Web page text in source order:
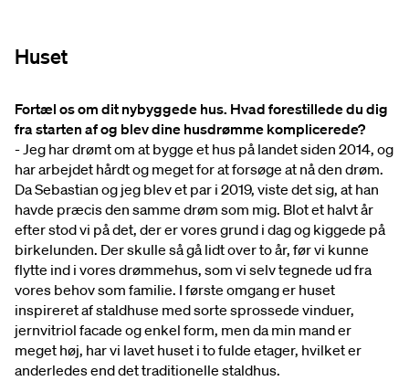
Huset
Fortæl os om dit nybyggede hus. Hvad forestillede du dig
fra starten af og blev dine husdrømme komplicerede?
- Jeg har drømt om at bygge et hus på landet siden 2014, og
har arbejdet hårdt og meget for at forsøge at nå den drøm.
Da Sebastian og jeg blev et par i 2019, viste det sig, at han
havde præcis den samme drøm som mig. Blot et halvt år
efter stod vi på det, der er vores grund i dag og kiggede på
birkelunden. Der skulle så gå lidt over to år, før vi kunne
flytte ind i vores drømmehus, som vi selv tegnede ud fra
vores behov som familie. I første omgang er huset
inspireret af staldhuse med sorte sprossede vinduer,
jernvitriol facade og enkel form, men da min mand er
meget høj, har vi lavet huset i to fulde etager, hvilket er
anderledes end det traditionelle staldhus.